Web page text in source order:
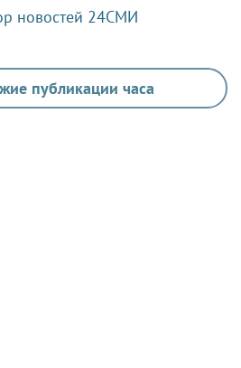
новостей 24СМИ
публикации часа